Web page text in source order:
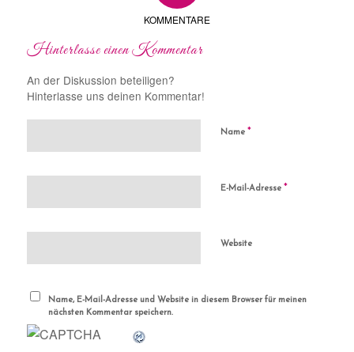
KOMMENTARE
Hinterlasse einen Kommentar
An der Diskussion beteiligen?
Hinterlasse uns deinen Kommentar!
Name *
E-Mail-Adresse *
Website
Name, E-Mail-Adresse und Website in diesem Browser für meinen
nächsten Kommentar speichern.